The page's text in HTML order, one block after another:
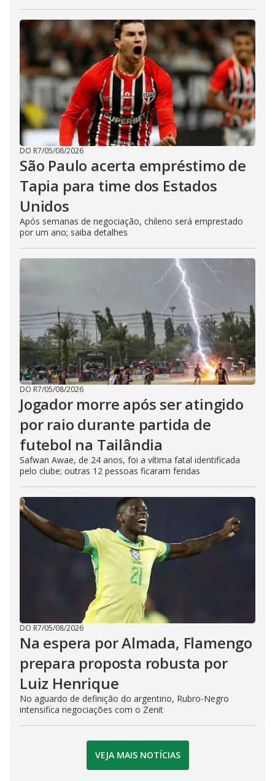
DO R7/05/08/2026
São Paulo acerta empréstimo de
Tapia para time dos Estados
Unidos
Após semanas de negociação, chileno será emprestado
por um ano; saiba detalhes
DO R7/05/08/2026
Jogador morre após ser atingido
por raio durante partida de
futebol na Tailândia
Safwan Awae, de 24 anos, foi a vítima fatal identificada
pelo clube; outras 12 pessoas ficaram feridas
DO R7/05/08/2026
Na espera por Almada, Flamengo
prepara proposta robusta por
Luiz Henrique
No aguardo de definição do argentino, Rubro-Negro
intensifica negociações com o Zenit
VEJA MAIS NOTÍCIAS